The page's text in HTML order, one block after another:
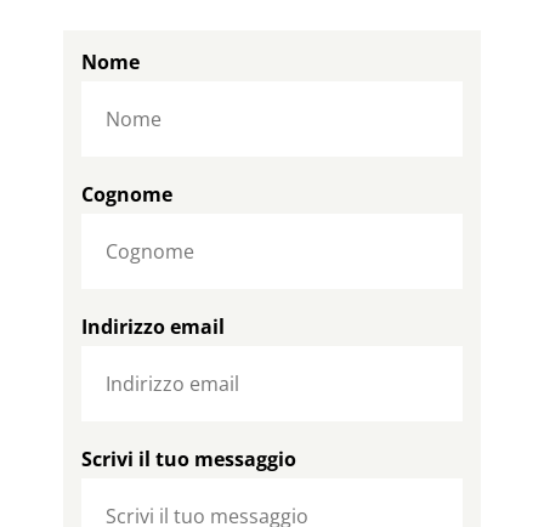
Nome
Cognome
Indirizzo email
Scrivi il tuo messaggio